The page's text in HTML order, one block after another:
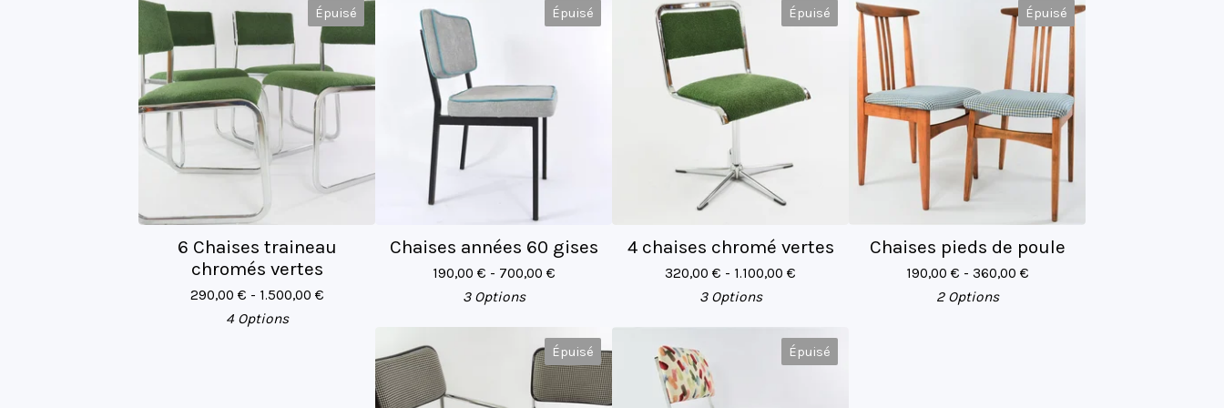
Épuisé
6 Chaises traineau
chromés vertes
290,00 € - 1.500,00 €
4 Options
Épuisé
Chaises années 60 gises
190,00 € - 700,00 €
3 Options
Épuisé
4 chaises chromé vertes
320,00 € - 1.100,00 €
3 Options
Épuisé
Chaises pieds de poule
190,00 € - 360,00 €
2 Options
Épuisé Épuisé